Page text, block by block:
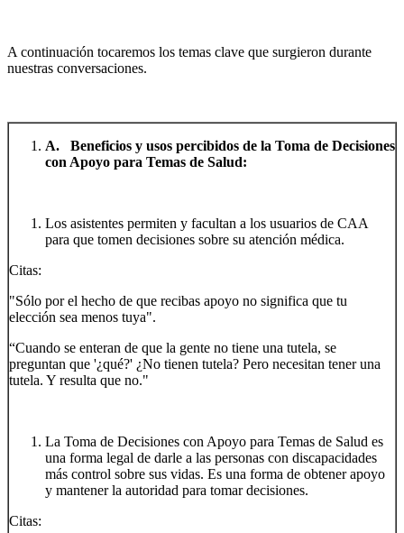
A continuación tocaremos los temas clave que surgieron durante
nuestras conversaciones.
A. Beneficios y usos percibidos de la Toma de Decisiones
con Apoyo para Temas de Salud:
Los asistentes permiten y facultan a los usuarios de CAA
para que tomen decisiones sobre su atención médica.
Citas:
"Sólo por el hecho de que recibas apoyo no significa que tu
elección sea menos tuya".
“Cuando se enteran de que la gente no tiene una tutela, se
preguntan que '¿qué?' ¿No tienen tutela? Pero necesitan tener una
tutela. Y resulta que no."
La Toma de Decisiones con Apoyo para Temas de Salud es
una forma legal de darle a las personas con discapacidades
más control sobre sus vidas. Es una forma de obtener apoyo
y mantener la autoridad para tomar decisiones.
Citas: